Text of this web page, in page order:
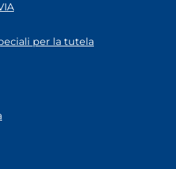
per la tutela